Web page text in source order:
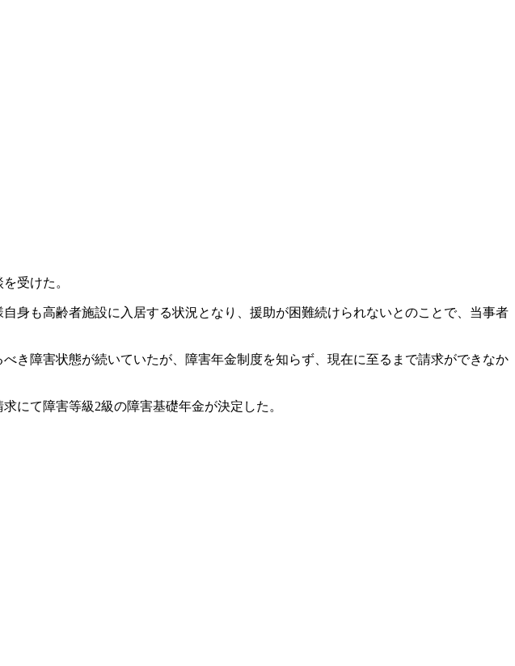
受けた。
身も高齢者施設に入居する状況となり、援助が困難続けられないとのことで、当事者
き障害状態が続いていたが、障害年金制度を知らず、現在に至るまで請求ができなか
にて障害等級2級の障害基礎年金が決定した。